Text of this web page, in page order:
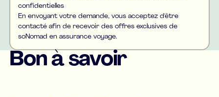
confidentielles
En envoyant votre demande, vous acceptez d'être
contacté afin de recevoir des offres exclusives de
soNomad en assurance voyage.
Bon à savoir